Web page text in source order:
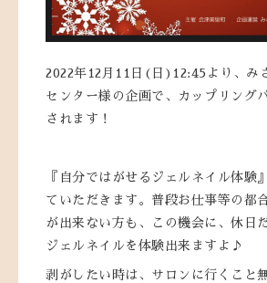
2022年12月11日(日)12:45より、み
センター様の企画で、カップリング
されます！
『自分ではがせるジェルネイル体験
ていただきます。普段お仕事等の都
が出来ない方も、この機会に、休日
ジェルネイルを体験出来ますよ♪
剥がしたい時は、サロンに行くこと